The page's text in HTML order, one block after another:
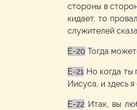
стороны в
кидает, то
служителей
E-20 Тогда
E-21 Но когда ты
Иисуса, и здесь
E-22 Итак, вы